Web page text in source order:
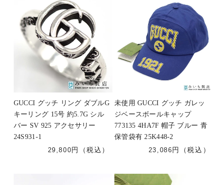
GUCCI グッチ リング ダブルG
キーリング 15号 約5.7G シル
バー SV 925 アクセサリー
24S931-1
29,800
未使用 GUCCI グッチ ガレッ
ジベースボールキャップ
773135 4HA7F 帽子 ブルー 青
保管袋有 25K448-2
23,086